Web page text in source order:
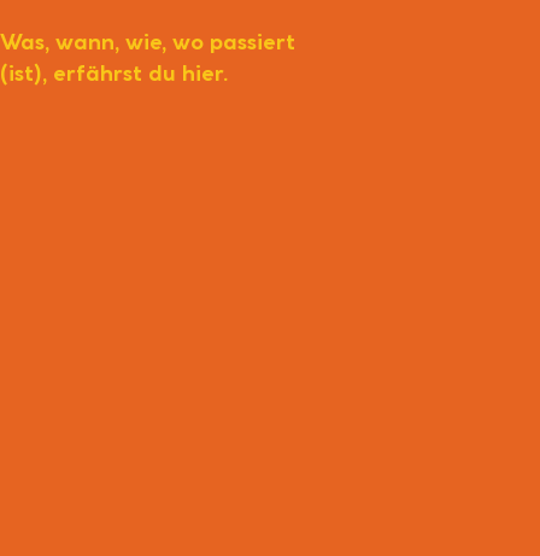
Was, wann, wie, wo passiert
(ist), erfährst du hier.